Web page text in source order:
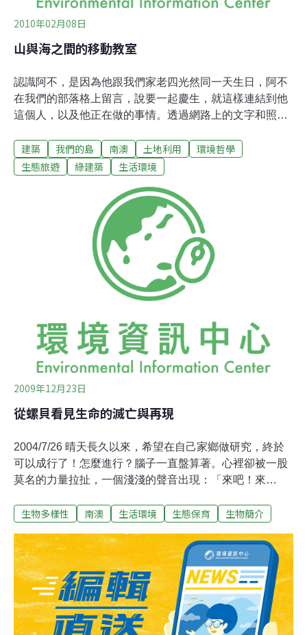
2010年02月08日
山與海之間的移動教室
認識阿不，是因為他跟我們家老四光然同一天生日，阿不
在我們的部落格上留言，說要一起慶生，就這樣連結到他
這個人，以及他正在做的事情。透過網路上的文字和照
話、真實的互動、讓孩子看見真實的人，而不是隱藏在電
腦後面的想法。這次到南澳，對我來說，是一個新工作的
身邊，但是各有各的探索和嘗試，我們也要安排孩子吃
飯、睡覺和一切大小瑣事，他們是最天生和最認真的「演
員」，無法照你的想法再演一遍的那種，每一次都是新的
感受，我也相信節目中呈現的人和故事，也共同融入了我
們經歷過的感動，就像一顆小小的種子，正等著發芽的那
個瞬間！位於宜蘭縣最南端的南澳鄉，距離花蓮只有一個
小時，許多訪客往往忽略這個位於蘇花公路上純樸的小鄉
魚貨上岸，豐富了家裡的餐桌，街道和馬路都沈浸在緩慢
的時光
建築 我們的島 南澳 土地利用
環境哲學
生態旅遊
綠建築 生活環境
2009年12月23日
從螺貝看見生命的滅亡與再現
2004/7/26 晴天長久以來，希望在自己家鄉做研究，終於
可以成行了！怎麼進行？腦子一直盤算著。心裡卻被一股
莫名的力量拉扯，一個淺淺的聲音出現：「來吧！來
開去。進入蘇花公路，左邊是蔚藍的太平洋，右邊是蓊鬱
並沒有抗拒，繼續接受這一股力量牽引。穿過一個一個隧
道，看到前方一個大石碑，上面刻著「南澳鄉」的字眼，
原來我又回到小時候嬉戲的地方──南澳。沿著南澳的大馬
路走，左邊是漢人的社區，右邊綿延一整片山林是原住民
居住的地方。我選擇先往海邊走，因為山區環境較為複
雜，一路往南調查，我到南澳已經接近傍晚時分。這裡的
生物多樣性 南澳 生活環境 生態保育 生物簡介